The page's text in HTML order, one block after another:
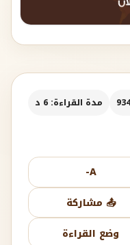
مدة القراءة: 6 د
A-
📤 مشاركة
وضع القراءة